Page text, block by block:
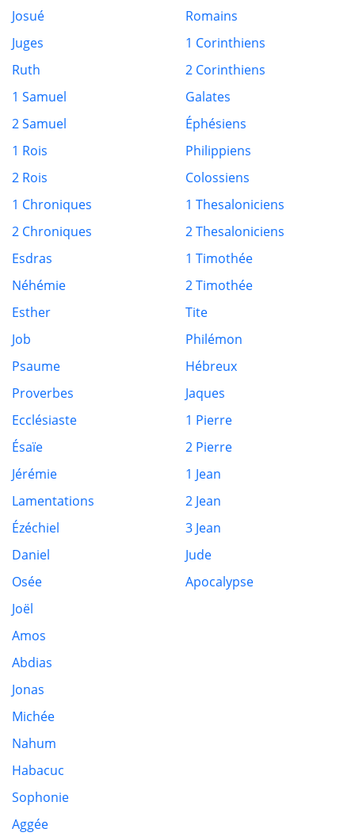
Josué
Juges
Ruth
1 Samuel
2 Samuel
1 Rois
2 Rois
1 Chroniques
2 Chroniques
Esdras
Néhémie
Esther
Job
Psaume
Proverbes
Ecclésiaste
Ésaïe
Jérémie
Lamentations
Ézéchiel
Daniel
Osée
Joël
Amos
Abdias
Jonas
Michée
Nahum
Habacuc
Sophonie
Aggée
Romains
1 Corinthiens
2 Corinthiens
Galates
Éphésiens
Philippiens
Colossiens
1 Thesaloniciens
2 Thesaloniciens
1 Timothée
2 Timothée
Tite
Philémon
Hébreux
Jaques
1 Pierre
2 Pierre
1 Jean
2 Jean
3 Jean
Jude
Apocalypse